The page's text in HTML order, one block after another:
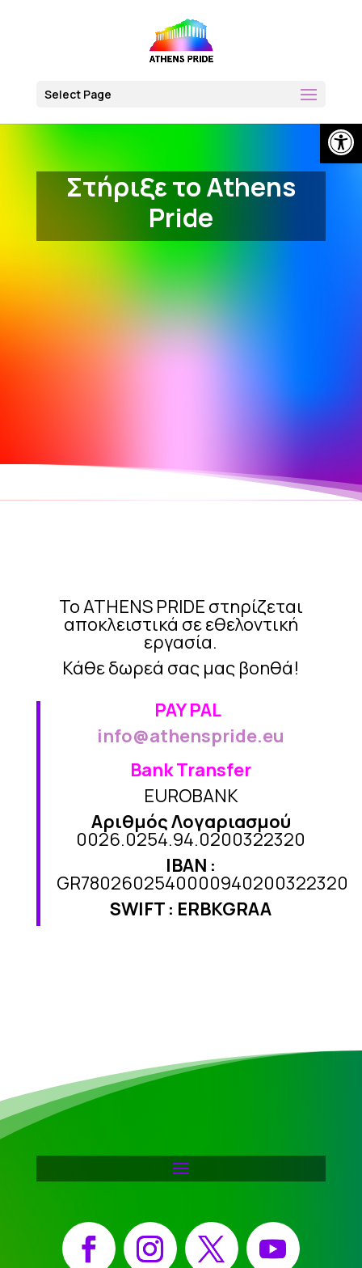
Select Page
Στήριξε το Athens
Pride
Το ATHENS PRIDE στηρίζεται
αποκλειστικά σε εθελοντική
εργασία.
Κάθε δωρεά σας μας βοηθά!
PAY PAL
info@athenspride.eu
Bank Transfer
EUROBANK
Αριθμός Λογαριασμού
0026.0254.94.0200322320
IBAN :
GR7802602540000940200322320
SWIFT : ERBKGRAA
Facebook Instagram X YouTube